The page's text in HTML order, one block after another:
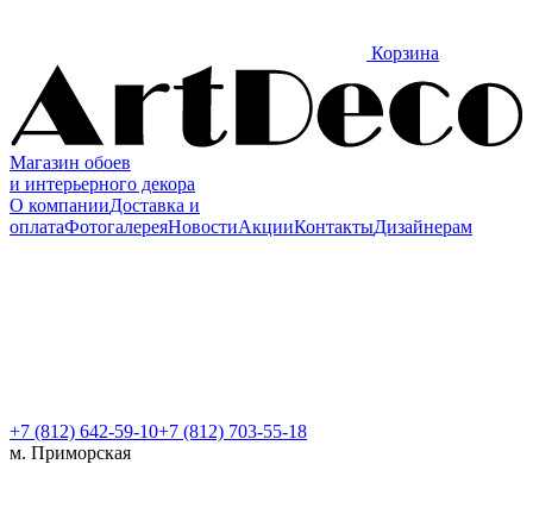
Корзина
Магазин обоев
и интерьерного декора
О компанииДоставка и
оплатаФотогалереяНовостиАкцииКонтактыДизайнерам
+7 (812) 642-59-10+7 (812) 703-55-18
м. Приморская